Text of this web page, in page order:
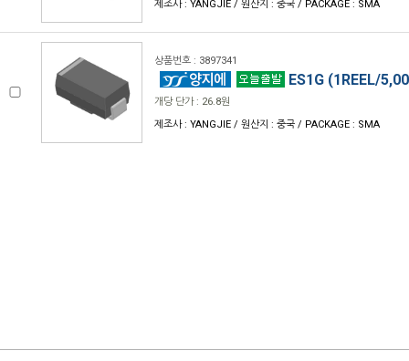
제조사 : YANGJIE / 원산지 : 중국 / PACKAGE : SMA
상품번호 : 3897341
ES1G (1REEL/
개당 단가 : 26.8원
제조사 : YANGJIE / 원산지 : 중국 / PACKAGE : SMA